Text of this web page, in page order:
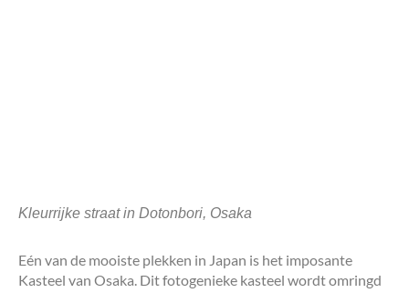
Kleurrijke straat in Dotonbori, Osaka
Eén van de mooiste plekken in Japan is het imposante
Kasteel van Osaka. Dit fotogenieke kasteel wordt omringd